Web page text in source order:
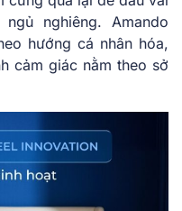
nghiêng. Amando
hướng cá nhân hóa,
cảm giác nằm theo sở